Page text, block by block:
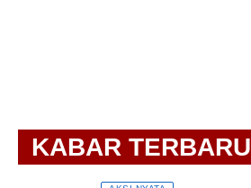
KABAR TERBARU